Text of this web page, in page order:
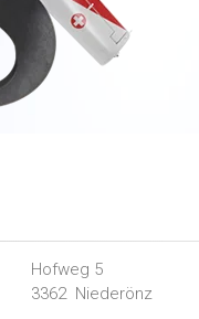
Hofweg 5
3362 Niederönz